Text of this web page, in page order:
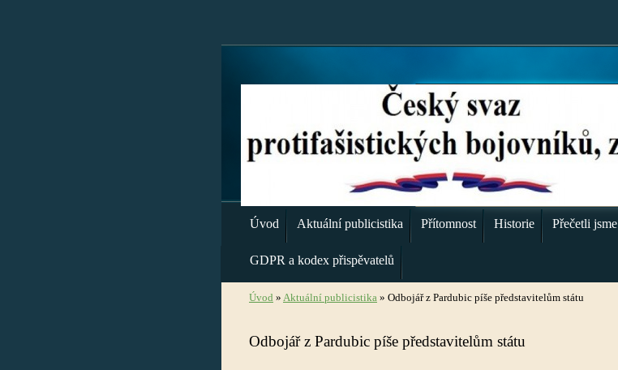
Úvod Aktuální publicistika Přítomnost Historie Přečetli jsme
GDPR a kodex přispěvatelů
Úvod » Aktuální publicistika » Odbojář z Pardubic píše představitelům státu
Odbojář z Pardubic píše představitelům státu